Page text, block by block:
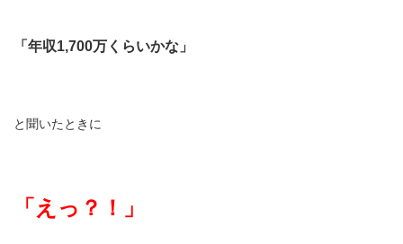
「年収1,700万くらいかな」
と聞いたときに
「えっ？！」